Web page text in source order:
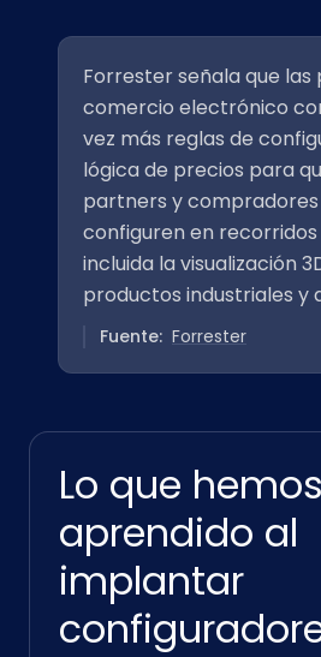
Forrester señala que las
comercio electrónico
vez más reglas de
lógica de precios para
partners y
configuren en
incluida la visualización
productos industriales y
Fuente: Forrester
Lo que hemos
aprendido al
implantar